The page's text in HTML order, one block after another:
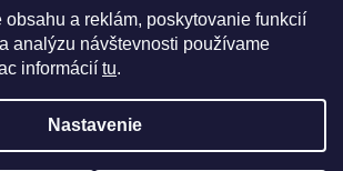
obsahu a reklám, poskytovanie funkcií
analýzu návštevnosti používame
informácií tu.
Nastavenie
Muškárina